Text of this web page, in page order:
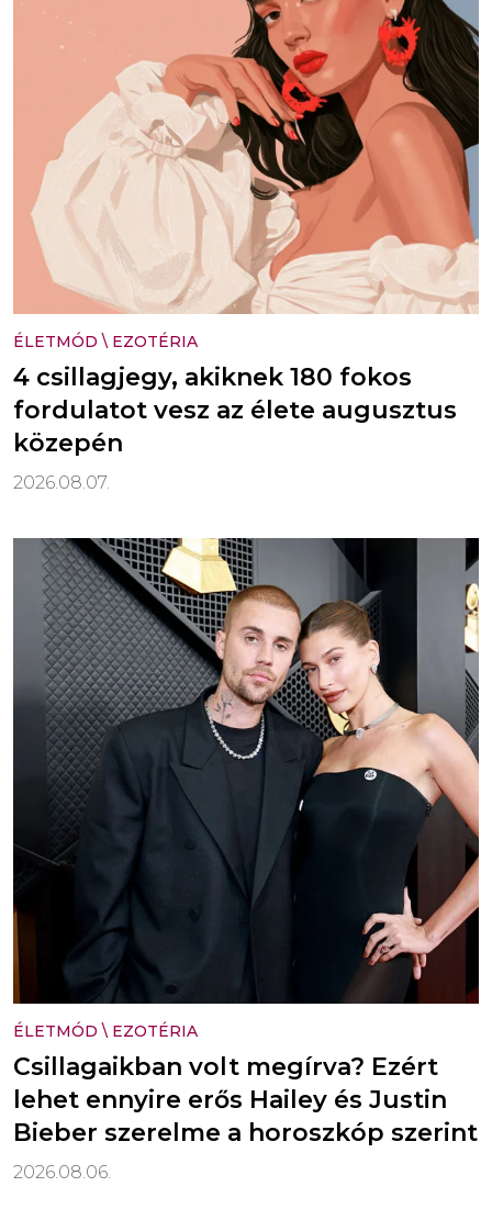
ÉLETMÓD \ EZOTÉRIA
4 csillagjegy, akiknek 180 fokos
fordulatot vesz az élete augusztus
közepén
2026.08.07.
ÉLETMÓD \ EZOTÉRIA
Csillagaikban volt megírva? Ezért
lehet ennyire erős Hailey és Justin
Bieber szerelme a horoszkóp szerint
2026.08.06.